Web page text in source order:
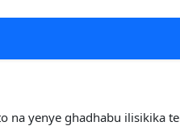
na yenye ghadhabu ilisikika